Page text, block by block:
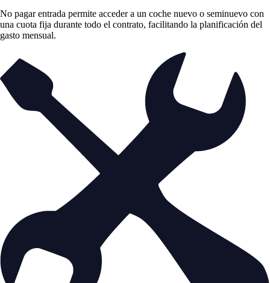
No pagar entrada permite acceder a un coche nuevo o seminuevo con
una cuota fija durante todo el contrato, facilitando la planificación del
gasto mensual.